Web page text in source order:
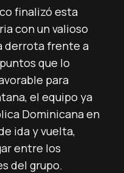
finalizó esta
con un valioso
derrota frente a
que lo
para
el equipo ya
Dominicana en
ida y vuelta,
entre los
del grupo.